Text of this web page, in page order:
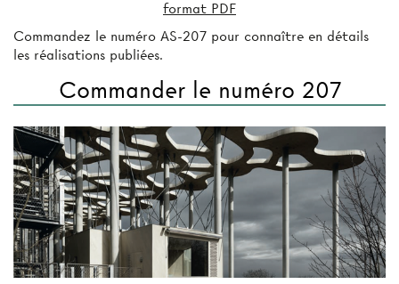
format PDF
Commandez le numéro AS-207 pour connaître en détails
les réalisations publiées.
Commander le numéro 207